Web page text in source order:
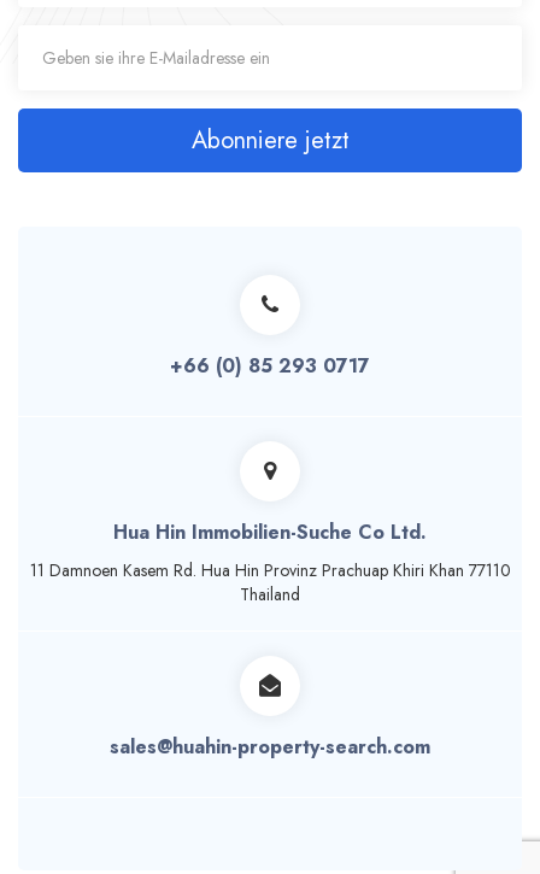
Abonniere jetzt
+66 (0) 85 293 0717
Hua Hin Immobilien-Suche Co Ltd.
11 Damnoen Кasem Rd. Hua Hin Provinz Prachuap Khiri Khan 77110
Thailand
sales@huahin-property-search.com